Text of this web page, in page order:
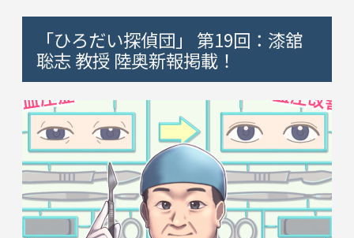
「ひろだい探偵団」 第19回：漆舘
聡志 教授 陸奥新報掲載！